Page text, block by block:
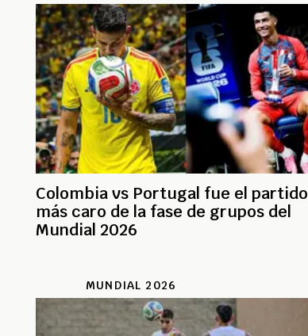
Colombia vs Portugal fue el partido
más caro de la fase de grupos del
Mundial 2026
MUNDIAL 2026